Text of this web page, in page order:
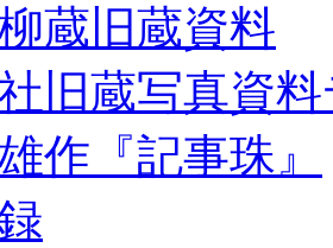
蔵旧蔵資料
旧蔵写真資
作『記事珠』